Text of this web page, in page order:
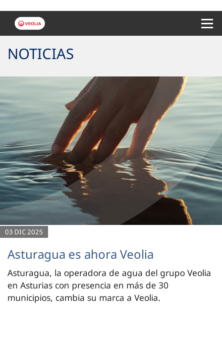
NOTICIAS
03 DIC 2025
Asturagua es ahora Veolia
Asturagua, la operadora de agua del grupo Veolia
en Asturias con presencia en más de 30
municipios, cambia su marca a Veolia.